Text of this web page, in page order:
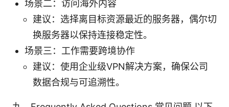
场景二：访问海外内容
建议：选择离目标资源最近的服务器，偶尔切
换服务器以保持连接稳定性。
场景三：工作需要跨境协作
建议：使用企业级VPN解决方案，确保公司
数据合规与可追溯性。